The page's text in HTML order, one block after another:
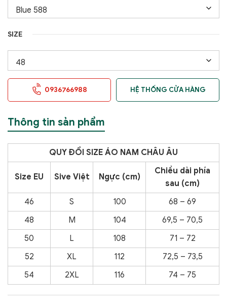
SIZE
0936766988 HỆ THỐNG CỬA HÀNG
Thông tin sản phẩm
QUY ĐỔI SIZE ÁO NAM CHÂU ÂU
Size EU Sive Việt Ngực (cm)
Chiều dài phía
sau (cm)
46
S 100
68 – 69
48
M 104
69,5 – 70,5
50
L 108
71 – 72
52
XL 112
72,5 – 73,5
54
2XL 116 74 – 75